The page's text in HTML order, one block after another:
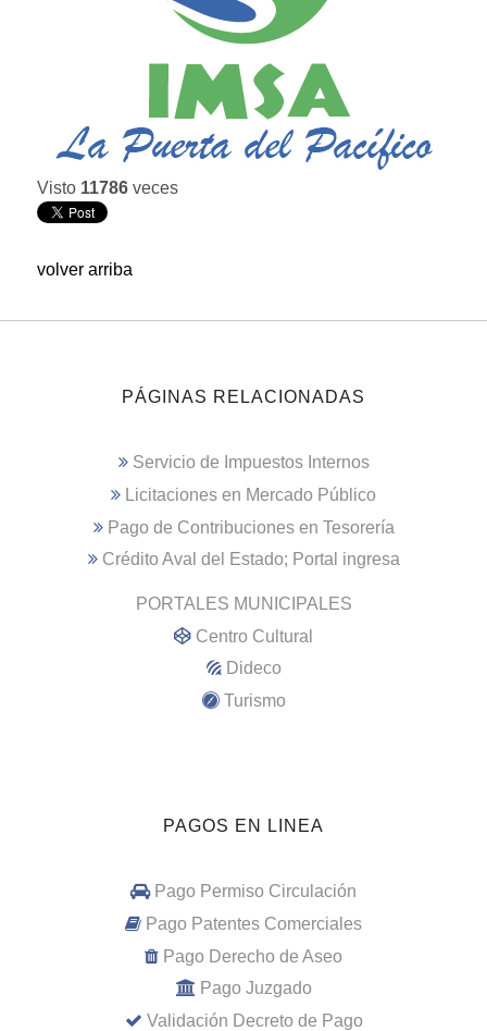
Visto 11786 veces
volver arriba
PÁGINAS RELACIONADAS
Servicio de Impuestos Internos
Licitaciones en Mercado Público
Pago de Contribuciones en Tesorería
Crédito Aval del Estado; Portal ingresa
PORTALES MUNICIPALES
Centro Cultural
Dideco
Turismo
PAGOS EN LINEA
Pago Permiso Circulación
Pago Patentes Comerciales
Pago Derecho de Aseo
Pago Juzgado
Validación Decreto de Pago